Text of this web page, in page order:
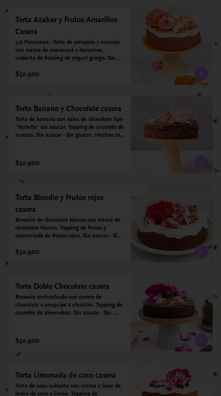
*contiene un derivado de proteína láctea
conocido como caseína. Topping: Fresas y
Arándanos.
Torta Azahar y Frutos Amarillos
Casera
5-6 Porciones - Torta de amapola y naranja
con crema de maracuyá y duraznos,
cubierta de frosting de yogurt griego. Sin
$52.900
Torta Banano y Chocolate casera
Torta de banano con salsa de chocolate tipo
"Nutella" sin azucar. Topping de crumble de
nueces. Sin azúcar - Sin gluten. Hechos con
$52.900
Torta Blondie y Frutos rojos
casera
Brownie de chocolate blanco con crema de
chocolate blanco. Topping de fresas y
mermelada de frutos rojos. Sin azúcar - Sin
harina quinoa, arroz y coco. Endulzada con
$52.900
Torta Doble Chocolate casera
Brownie melcochudo con crema de
chocolate o arequipe a elección. Topping de
crumble de almendras. Sin azúcar - Sin
Endulzada con estevia.
$52.900
Torta Limonada de coco casera
Torta de coco cubierta con crema a base de
leche de coco y limón. Topping de